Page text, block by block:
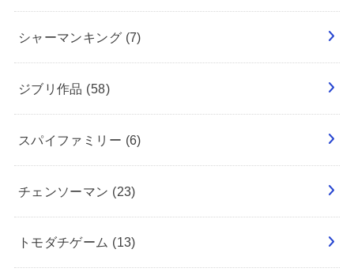
シャーマンキング (7)
ジブリ作品 (58)
スパイファミリー (6)
チェンソーマン (23)
トモダチゲーム (13)